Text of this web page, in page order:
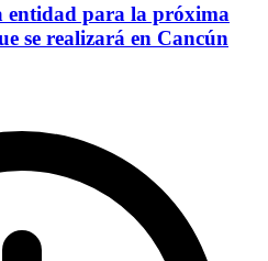
entidad para la próxima
se realizará en Cancún